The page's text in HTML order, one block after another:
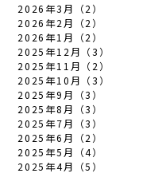
2026年3月（2）
2026年2月（2）
2026年1月（2）
2025年12月（3）
2025年11月（2）
2025年10月（3）
2025年9月（3）
2025年8月（3）
2025年7月（3）
2025年6月（2）
2025年5月（4）
2025年4月（5）